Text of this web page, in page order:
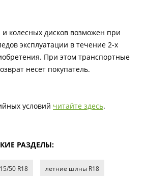
колесных дисков возможен при
эксплуатации в течение 2-х
При этом транспортные
несет покупатель.
условий читайте здесь.
РАЗДЕЛЫ:
50 R18 летние шины R18